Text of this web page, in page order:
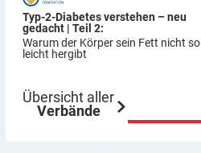
Typ-2-Diabetes verstehen – neu
gedacht | Teil 2:
Warum der Körper sein Fett nicht so
leicht hergibt
Übersicht aller
Verbände